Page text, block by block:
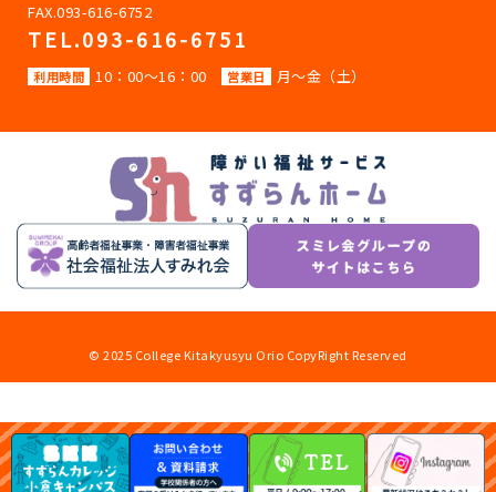
FAX.093-616-6752
TEL.093-616-6751
利用時間 10：00～16：00 営業日 月～金（土）
© 2025 College Kitakyusyu Orio CopyRight Reserved